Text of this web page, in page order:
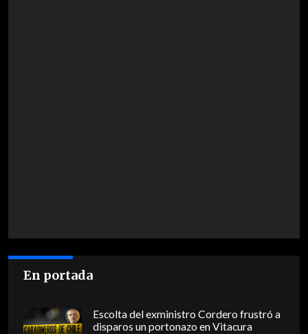
En portada
Escolta del exministro Cordero frustró a
disparos un portonazo en Vitacura